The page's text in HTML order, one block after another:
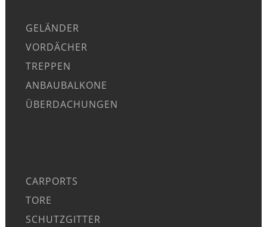
GELÄNDER
VORDÄCHER
TREPPEN
ANBAUBALKONE
ÜBERDACHUNGEN
CARPORTS
TORE
SCHUTZGITTER